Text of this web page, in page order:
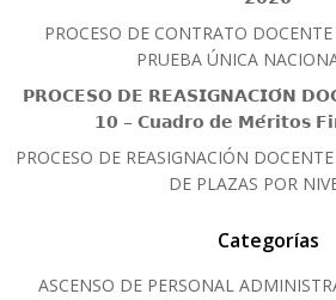
PROCESO DE CONTRATO
PRUEBA ÚNICA
𝗣𝗥𝗢𝗖𝗘𝗦𝗢 𝗗𝗘 𝗥𝗘𝗔𝗦𝗜𝗚𝗡𝗔𝗖𝗜𝗢́𝗡
𝟭𝟬 – 𝗖𝘂𝗮𝗱𝗿𝗼 𝗱𝗲 𝗠𝗲́𝗿𝗶𝘁𝗼𝘀
PROCESO DE REASIGNACIÓN
DE PLAZAS POR
Categorías
ASCENSO DE PERSONAL